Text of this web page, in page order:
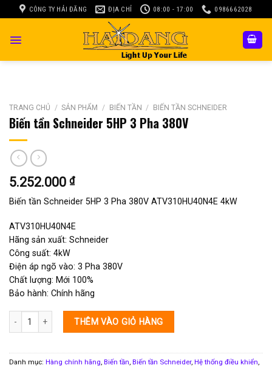
to
CÔNG TY HẢI ĐĂNG ĐỊA CHỈ 08:00 - 17:00 0986662028
TRANG CHỦ / SẢN PHẨM / BIẾN TẦN / BIẾN TẦN SCHNEIDER
Biến tần Schneider 5HP 3 Pha 380V
5.252.000 ₫
Biến tần Schneider 5HP 3 Pha 380V ATV310HU40N4E 4kW
ATV310HU40N4E
Hãng sản xuất: Schneider
Công suất: 4kW
Điện áp ngõ vào: 3 Pha 380V
Chất lượng: Mới 100%
Bảo hành: Chính hãng
Biến tần Schneider 5HP 3 Pha 380V số lượng
THÊM VÀO GIỎ HÀNG
Danh mục: Hàng chính hãng, Biến tần, Biến tần Schneider, Hệ thống điều khiển,